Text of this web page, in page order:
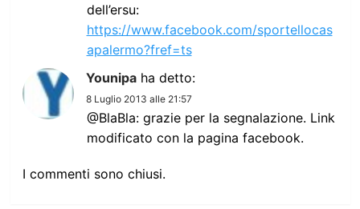
dell’ersu:
https://www.facebook.com/sportellocas
apalermo?fref=ts
Younipa ha detto:
8 Luglio 2013 alle 21:57
@BlaBla: grazie per la segnalazione. Link
modificato con la pagina facebook.
I commenti sono chiusi.